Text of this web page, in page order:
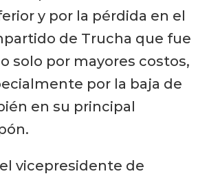
y por la pérdida en el
de Trucha que fue
solo por mayores costos,
por la baja de
en su principal
vicepresidente de